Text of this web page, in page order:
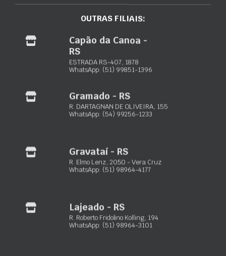
e confiável, proporcionando a agilidade necessária ao bom
andamento da sua obra. Entre os modelos disponíveis de
a tensão elétrica e a capacidades de carga.
Maxxiloc Ltda.
Equipamentos de locação para construção civil
(51) 3103-0033
(51) 98932-4089
(53) 99938-3227
R. Dartagnan Oliveira, 155 – Dutra
OUTRAS FILIAIS:
Capão da Canoa -
RS
ESTRADA RS-407, 1878
WhatsApp: (51) 99851-1396
Gramado - RS
R. DARTAGNAN DE OLIVEIRA, 155
WhatsApp: (54) 99256-1233
Gravataí - RS
R. Elmo Lenz, 2050 - Vera Cruz
WhatsApp: (51) 98964-4177
Lajeado - RS
R. Roberto Fridolino Kolling, 194
WhatsApp: (51) 98964-3101